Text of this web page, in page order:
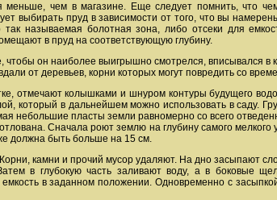
меньше, чем в магазине. Еще следует помнить, что
выбирать пруд в зависимости от того, что вы
называемая болотная зона, либо отсеки для
в пруд на соответствующую глубину.
чтобы он наиболее выигрышно смотрелся, вписывался
от деревьев, корни которых могут повредить со
отмечают колышками и шнуром контуры будущего
который в дальнейшем можно использовать в саду.
небольшие пласты земли равномерно со всего
Сначала роют землю на глубину самого
должна быть больше на 15 см.
камни и прочий мусор удаляют. На дно засыпают
в глубокую часть заливают воду, а в боковые
в заданном положении. Одновременно с